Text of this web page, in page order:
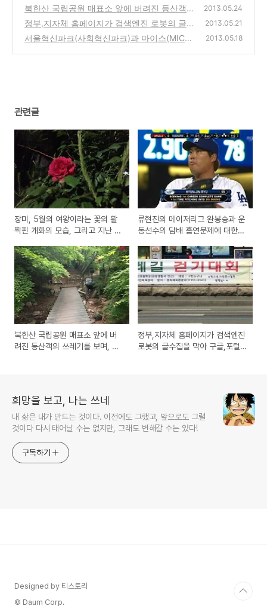
배 흡연문제에 대한 우려와 국민영웅으로써 금
연 기원
(2)
북한산 국립공원 매표소 앞에 버려진 등산객의
쓰레기를 보며, 대책이나 해결방법은?
(4)
2013.05.24
정부,지자체 홈페이지가 검색엔진 로봇의 글수
집을 막아 구글,포털에서 검색이 안되는 어이
2013.05.21
서울혁신파크(사회혁신파크)과 마이스(MICE)
2013.05.18
관련글
장미, 5월의 여왕이라는 꽃의 활
짝핀 개화의 모습, 그리고 지난 어
류현진의 메이저리그 완봉승과 운
동선수의 담배 흡연문제에 대한
북한산 국립공원 매표소 앞에 버
려진 등산객의 쓰레기를 보며, 대
정부,지자체 홈페이지가 검색엔진
로봇의 글수집을 막아 구글,포털
희망을 보고, 나는 쓰네
내 삶은 내가 만드는 것이다. 이전에도 그랬고, 앞으로도 그럴
것이다 다시 태어날 수는 없지만, 그래도 변해갈 수는 있다!
구독하기
Designed by 티스토리
© Daum Corp.